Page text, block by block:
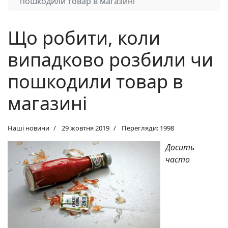
Що робити, коли
випадково розбили чи
пошкодили товар в
магазині
Наші новини 29 жовтня 2019 Перегляди: 1998
Досить
часто